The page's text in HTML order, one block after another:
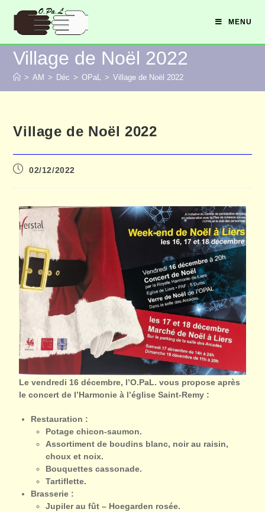
MENU
Village de Noël 2022
> AM > Déc > OPaL > Village de Noël 2022
Village de Noël 2022
02/12/2022
Le vendredi 16 décembre, l’O.PaL. vous propose après
le concert de l’Harmonie à l’église Saint-Remy :
Restauration :
Potage chicon-saumon.
Assortiment de boudins blanc, noir au raisin,
choux et noix.
Bouquettes cassonade.
Tartiflette.
Brasserie :
Jupiler au fût – Hoegarden rosée.